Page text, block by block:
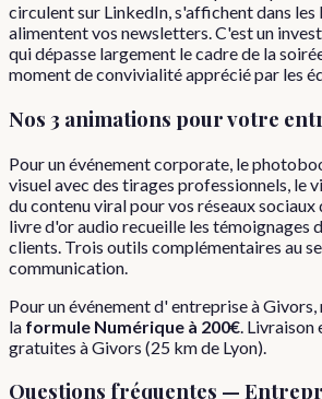
circulent sur LinkedIn, s'affichent dans les
alimentent vos newsletters. C'est un
qui dépasse largement le cadre de la
moment de convivialité apprécié par les
Nos 3 animations pour votre
Pour un événement corporate, le
visuel avec des tirages professionnels, le
du contenu viral pour vos réseaux
livre d'or audio recueille les témoignages
clients. Trois outils complémentaires au
communication.
Pourun événement d'entrepriseàGivors
la formule Numérique à 200€ .
gratuites àGivors (25 km de Lyon).
Questions fréquentes —